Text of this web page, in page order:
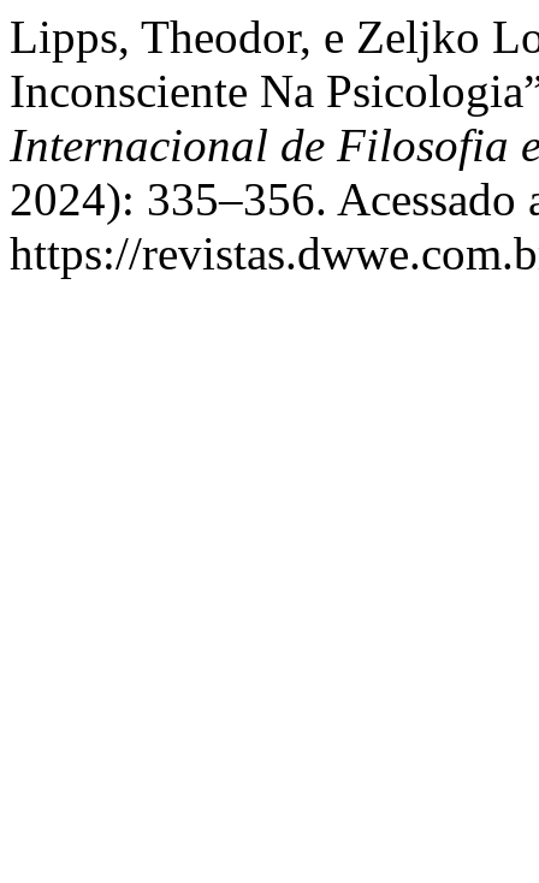
Lipps, Theodor, e Zeljko
Inconsciente Na
Internacional de Filosofia
2024): 335–356. Acessado
https://